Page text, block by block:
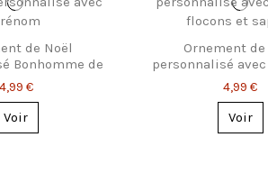
de Noël
Bonhomme de
neige
4,99 €
Voir
Ornement de
personnalisé
Flocons &
4,99 €
Voir